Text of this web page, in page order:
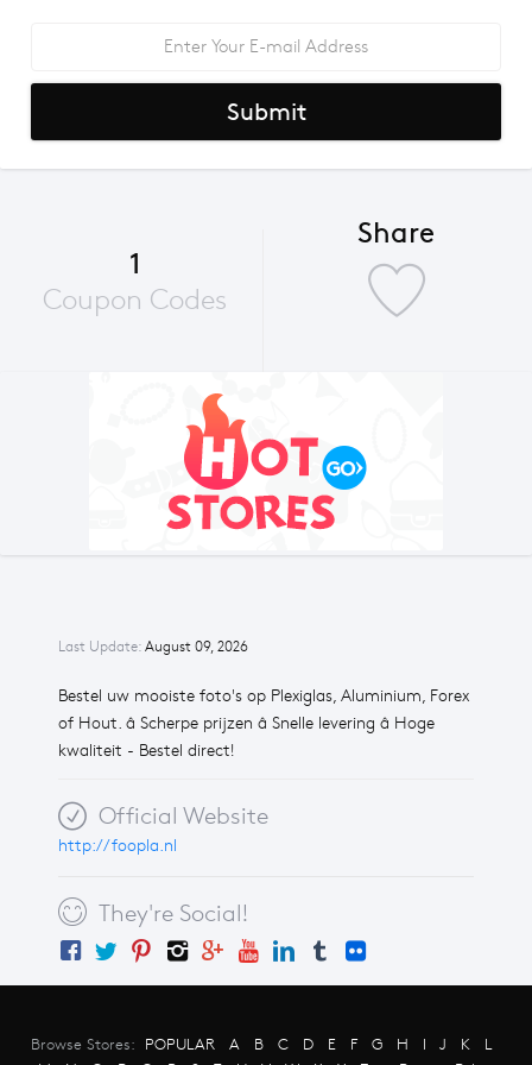
Last Update: August 09, 2026
Bestel uw mooiste foto's op Plexiglas, Aluminium, Forex
of Hout. â Scherpe prijzen â Snelle levering â Hoge
kwaliteit - Bestel direct!
Official Website
http://foopla.nl
They're Social!
Submit
1
Coupon Codes
Share
Browse Stores: POPULAR A B C D E F G H I J K
L